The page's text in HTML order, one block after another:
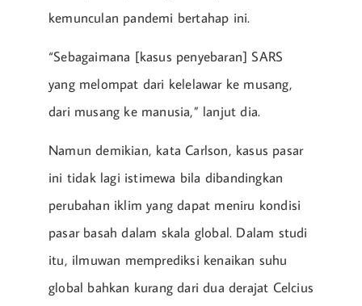
kemunculan pandemi bertahap ini.
“Sebagaimana [kasus penyebaran] SARS
yang melompat dari kelelawar ke musang,
dari musang ke manusia,” lanjut dia.
Namun demikian, kata Carlson, kasus pasar
ini tidak lagi istimewa bila dibandingkan
perubahan iklim yang dapat meniru kondisi
pasar basah dalam skala global. Dalam studi
itu, ilmuwan memprediksi kenaikan suhu
global bahkan kurang dari dua derajat Celcius